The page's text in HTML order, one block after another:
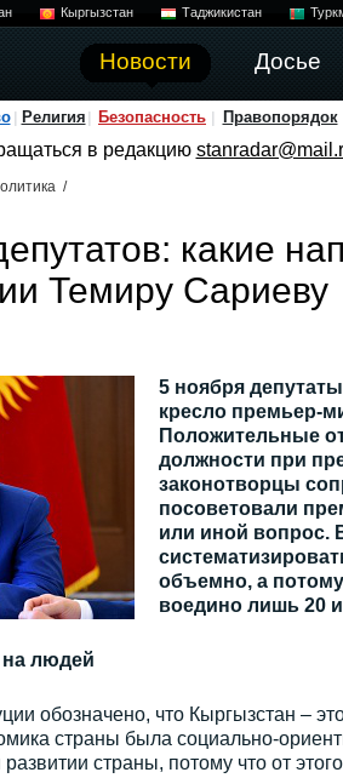
Кыргызстан Таджикистан
Новости Досье
Религия Безопасность Правопорядок
в редакцию
/
какие
Темиру Сариеву
5 ноября
кресло премьер-
Положительные
должности при
законотворцы
посоветовали
или иной вопрос.
объемно, а
воедино лишь 20
на людей
обозначено, что Кыргызстан –
страны была социально-
страны, потому что от